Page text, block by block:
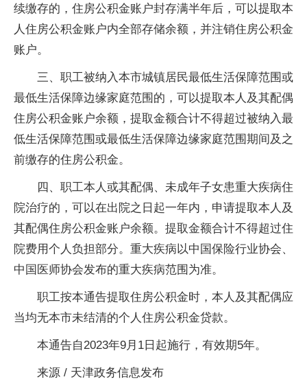
续缴存的，住房公积金账户封存满半年后，可以提取本
人住房公积金账户内全部存储余额，并注销住房公积金
账户。
三、职工被纳入本市城镇居民最低生活保障范围或
最低生活保障边缘家庭范围的，可以提取本人及其配偶
住房公积金账户余额，提取金额合计不得超过被纳入最
低生活保障范围或最低生活保障边缘家庭范围期间及之
前缴存的住房公积金。
四、职工本人或其配偶、未成年子女患重大疾病住
院治疗的，可以在出院之日起一年内，申请提取本人及
其配偶住房公积金账户余额。提取金额合计不得超过住
院费用个人负担部分。重大疾病以中国保险行业协会、
中国医师协会发布的重大疾病范围为准。
职工按本通告提取住房公积金时，本人及其配偶应
当均无本市未结清的个人住房公积金贷款。
本通告自2023年9月1日起施行，有效期5年。
来源 / 天津政务信息发布